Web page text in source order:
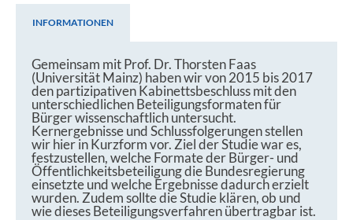
INFORMATIONEN
Informationen
Gemeinsam mit Prof. Dr. Thorsten Faas
(Universität Mainz) haben wir von 2015 bis 2017
den partizipativen Kabinettsbeschluss mit den
unterschiedlichen Beteiligungsformaten für
Bürger wissenschaftlich untersucht.
Kernergebnisse und Schlussfolgerungen stellen
wir hier in Kurzform vor. Ziel der Studie war es,
festzustellen, welche Formate der Bürger- und
Öffentlichkeitsbeteiligung die Bundesregierung
einsetzte und welche Ergebnisse dadurch erzielt
wurden. Zudem sollte die Studie klären, ob und
wie dieses Beteiligungsverfahren übertragbar ist.